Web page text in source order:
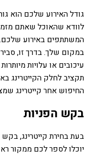
גודל האירוע שלכם הוא
לוודא שהאוכל שאתם
המשתתפים באירוע שלכם.
במקום שלך. בדרך זו,
עיכובים או עלויות
תקציב לחלק הקייטרינג
החיפוש אחר קייטרינג
בקש הפניות
בעת בחירת קייטרינג,
יוכלו לספר לכם ממקור